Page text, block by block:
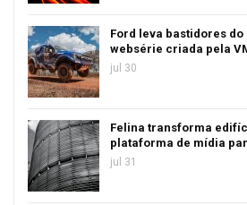
Ford leva bastidores do
websérie criada pela
jul 30
Felina transforma
plataforma de mídia
jul 31